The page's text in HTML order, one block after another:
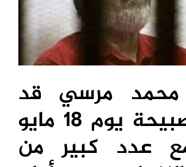
مرسي قد
اعتقل صبيحة يوم 18 مايو
مع عدد كبير من